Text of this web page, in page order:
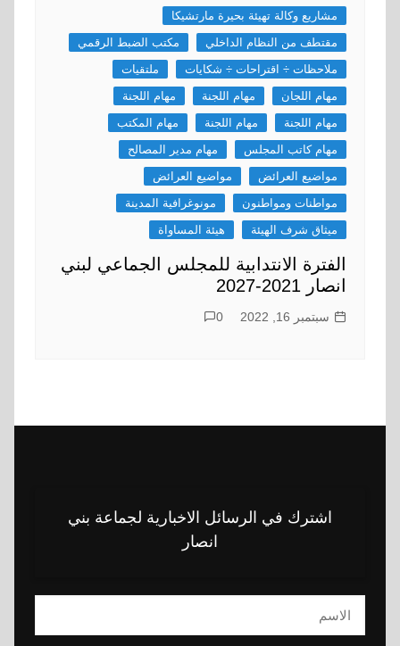
مشاريع وكالة تهيئة بحيرة مارتشيكا
مقتطف من النظام الداخلي
مكتب الضبط الرقمي
ملاحظات ÷ اقتراحات ÷ شكايات
ملتقيات
مهام اللجان
مهام اللجنة
مهام اللجنة
مهام اللجنة
مهام اللجنة
مهام المكتب
مهام كاتب المجلس
مهام مدير المصالح
مواضيع العرائض
مواضيع العرائض
مواطنات ومواطنون
مونوغرافية المدينة
ميثاق شرف الهيئة
هيئة المساواة
الفترة الانتدابية للمجلس الجماعي لبني
انصار 2021-2027
سبتمبر 16, 2022 0
اشترك في الرسائل الاخبارية لجماعة بني
انصار